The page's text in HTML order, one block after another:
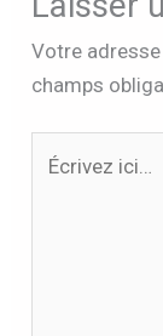
Votre adresse
champs